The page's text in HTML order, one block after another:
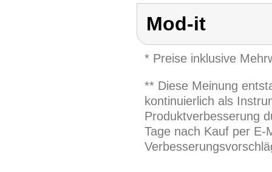
Mod-it
* Preise inklusive
** Diese Meinung
kontinuierlich als
Produktverbesserung
Tage nach Kauf per E-